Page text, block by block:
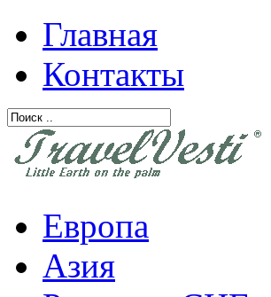
Главная
Контакты
Европа
Азия